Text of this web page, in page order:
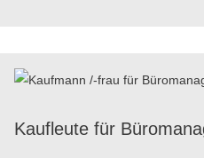
Kauf­leute für